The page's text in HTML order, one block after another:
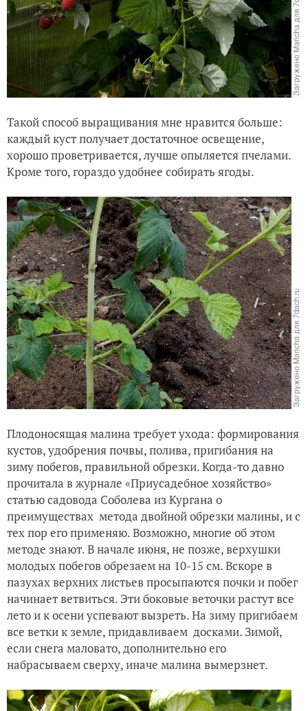
Такой способ выращивания мне нравится больше:
каждый куст получает достаточное освещение,
хорошо проветривается, лучше опыляется пчелами.
Кроме того, гораздо удобнее собирать ягоды.
Плодоносящая малина требует ухода: формирования
кустов, удобрения почвы, полива, пригибания на
зиму побегов, правильной обрезки. Когда-то давно
прочитала в журнале «Приусадебное хозяйство»
статью садовода Соболева из Кургана о
преимуществах метода двойной обрезки малины, и с
тех пор его применяю. Возможно, многие об этом
методе знают. В начале июня, не позже, верхушки
молодых побегов обрезаем на 10-15 см. Вскоре в
пазухах верхних листьев просыпаются почки и побег
начинает ветвиться. Эти боковые веточки растут все
лето и к осени успевают вызреть. На зиму пригибаем
все ветки к земле, придавливаем досками. Зимой,
если снега маловато, дополнительно его
набрасываем сверху, иначе малина вымерзнет.